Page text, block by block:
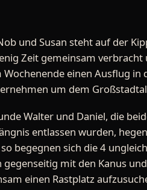
und Susan steht auf der
Zeit gemeinsam
Wochenende einen Ausflug in
um dem
Walter und Daniel, die
entlassen wurden,
begegnen sich die 4
gegenseitig mit den Kanus
einen Rastplatz